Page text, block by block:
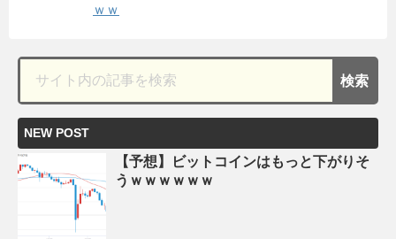
ｗｗ
NEW POST
【予想】ビットコインはもっと下がりそ
うｗｗｗｗｗｗ